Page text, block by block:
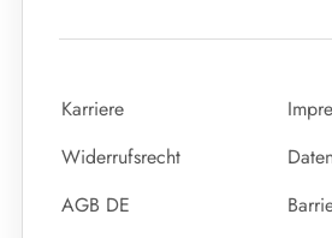
Karriere
Widerrufsrecht
AGB DE